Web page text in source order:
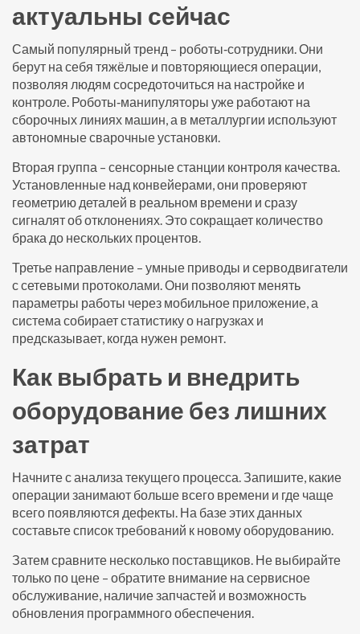
актуальны сейчас
Самый популярный тренд – роботы‑сотрудники. Они
берут на себя тяжёлые и повторяющиеся операции,
позволяя людям сосредоточиться на настройке и
контроле. Роботы‑манипуляторы уже работают на
сборочных линиях машин, а в металлургии используют
автономные сварочные установки.
Вторая группа – сенсорные станции контроля качества.
Установленные над конвейерами, они проверяют
геометрию деталей в реальном времени и сразу
сигналят об отклонениях. Это сокращает количество
брака до нескольких процентов.
Третье направление – умные приводы и серводвигатели
с сетевыми протоколами. Они позволяют менять
параметры работы через мобильное приложение, а
система собирает статистику о нагрузках и
предсказывает, когда нужен ремонт.
Как выбрать и внедрить
оборудование без лишних
затрат
Начните с анализа текущего процесса. Запишите, какие
операции занимают больше всего времени и где чаще
всего появляются дефекты. На базе этих данных
составьте список требований к новому оборудованию.
Затем сравните несколько поставщиков. Не выбирайте
только по цене – обратите внимание на сервисное
обслуживание, наличие запчастей и возможность
обновления программного обеспечения.